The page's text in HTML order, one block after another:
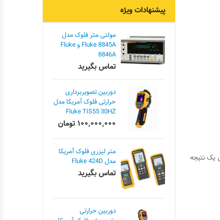
یک نتیجه
پیشنهادات ویژه
مولتی متر فلوک مدل
Fluke 8845A و Fluke
8846A
تماس بگیرید
دوربین تصویربرداری
حرارتی فلوک آمریکا مدل
Fluke TIS55 30HZ
۱۰۰,۰۰۰,۰۰۰ تومان
متر لیزری فلوک آمریکا
مدل Fluke 424D
تماس بگیرید
دوربین حرارتی